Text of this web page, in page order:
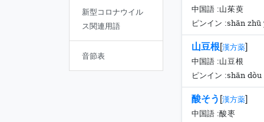
新型コロナウイル
ス関連用語
音節表
中国語 :山茱萸
ピンイン :shān zhū
山豆根[漢方薬]
中国語 :山豆根
ピンイン :shān dòu
酸そう [漢方薬]
中国語 :酸枣